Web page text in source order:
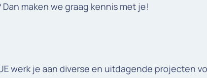
maken we graag kennis met je!
werk je aan diverse en uitdagende projecten